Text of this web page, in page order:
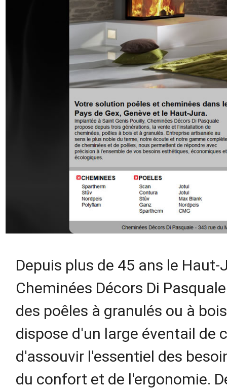
Depuis plus de 45 ans le Haut-
Cheminées Décors Di
des poêles à granulés ou à
dispose d'un large éventail de
d'assouvir l'essentiel des
du confort et de l'ergonomie.